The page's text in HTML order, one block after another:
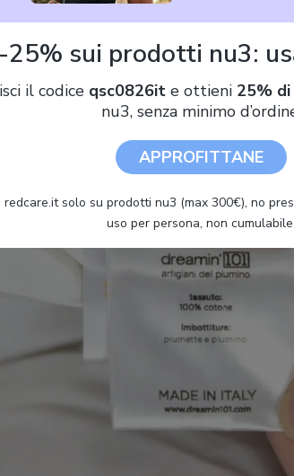
bianca
di questi due materiali è al
trattiene e distribuisce infatti il calore
-25% sui prodotti nu3:
il codice qsc0826ite ottieni 25%
nu3, senza minimo
APPROFITTANE
redcare.it solo su prodotti nu3 (max 300€), no
uso per persona, non cumulabile.